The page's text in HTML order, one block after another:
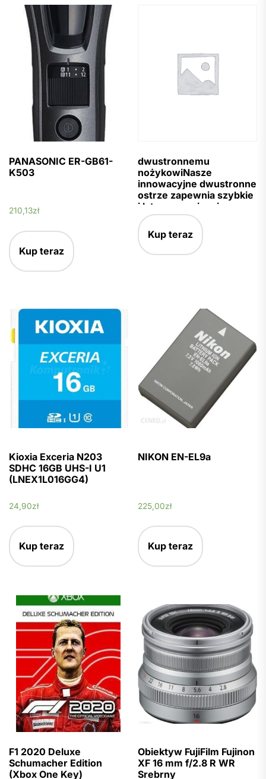
PANASONIC ER-GB61-
K503
210,13zł
Kup teraz
dwustronnemu
nożykowiNasze
innowacyjne dwustronne
ostrze zapewnia szybkie
i łatwe przycinanie
włosków niezależnie od
kąta ustawienia i
kierunku przesuwania.
Wykonane jest z
Kup teraz
Kioxia Exceria N203
SDHC 16GB UHS-I U1
(LNEX1L016GG4)
24,90zł
Kup teraz
NIKON EN-EL9a
225,00zł
Kup teraz
F1 2020 Deluxe
Schumacher Edition
(Xbox One Key)
Obiektyw FujiFilm Fujinon
XF 16 mm f/2.8 R WR
Srebrny